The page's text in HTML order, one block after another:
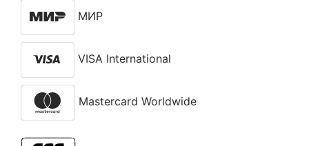
МИР
VISA International
Mastercard Worldwide